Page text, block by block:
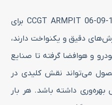
الماس تراشکاری مدل CCGT ARMPIT 06-09-12 PCD برای
دقیق و یکنواخت دارند،
و هوافضا گرفته تا صنایع
می‌تواند نقش کلیدی در
داشته باشد. هر بار